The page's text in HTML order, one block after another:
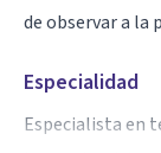
de observar a la
Especialidad
Especialista en